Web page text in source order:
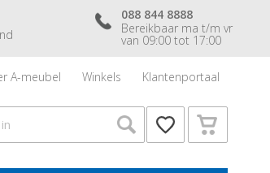
088 844 8888
Bereikbaar ma t/m vr
van 09:00 tot 17:00
A-meubel Winkels Klantenportaal